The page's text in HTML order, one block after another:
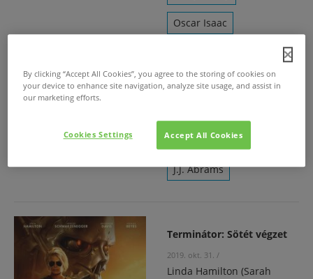
Oscar Isaac
Carrie Fisher
Mark Hamill
J.J. Abrams
Terminátor: Sötét végzet
2019. okt. 31. /
Linda Hamilton (Sarah
By clicking “Accept All Cookies”, you agree to the storing of cookies on
your device to enhance site navigation, analyze site usage, and assist in
our marketing efforts.
Accept All Cookies
Cookies Settings